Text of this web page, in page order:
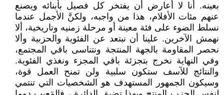
بعينه. أنا لا أعارض أن يفتخر كل فصيل بأبنائه ويصنع
عنهم مئات الأفلام، هذا من واجبه، ولكنَّ الأجمل عندما
نسلط الضوء على فئة معينة أو مرحلة زمنيه وتاريخية، ألا
نهمش الآخرين. علينا أن نبتعد عن الفئوية والحزبية وألا
نحصر المقاومة بالجهة المنتجة ونتناسى باقي المجتمع،
وفي النهاية نخرج بتجزئة باقي المجزء ونغذي الفئوية.
والنتائج للآسف ستكون سلبية ولن تمنح العمل قوة،
وسيكون الجمهور المستهدف هو الشخصيات التي تنتمي